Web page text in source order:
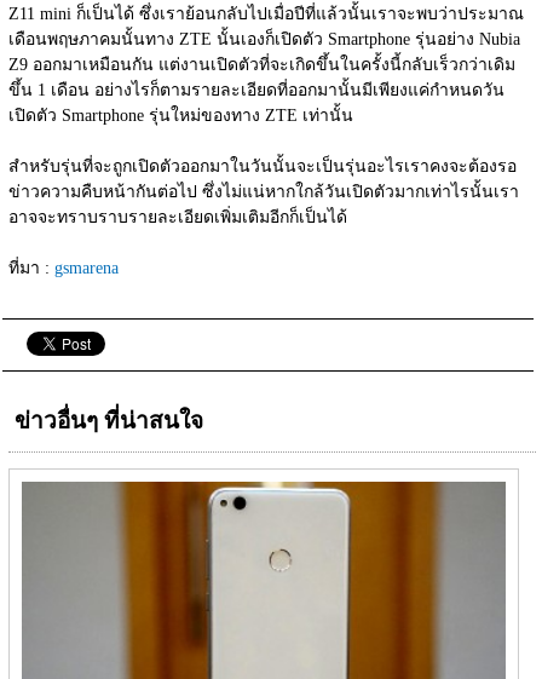
Z11 mini ก็เป็นได้ ซึ่งเราย้อนกลับไปเมื่อปีที่แล้วนั้นเราจะพบว่าประมาณ
เดือนพฤษภาคมนั้นทาง ZTE นั้นเองก็เปิดตัว Smartphone รุ่นอย่าง Nubia
Z9 ออกมาเหมือนกัน แต่งานเปิดตัวที่จะเกิดขึ้นในครั้งนี้กลับเร็วกว่าเดิม
ขึ้น 1 เดือน อย่างไรก็ตามรายละเอียดที่ออกมานั้นมีเพียงแค่กำหนดวัน
เปิดตัว Smartphone รุ่นใหม่ของทาง ZTE เท่านั้น
สำหรับรุ่นที่จะถูกเปิดตัวออกมาในวันนั้นจะเป็นรุ่นอะไรเราคงจะต้องรอ
ข่าวความคืบหน้ากันต่อไป ซึ่งไม่แน่หากใกล้วันเปิดตัวมากเท่าไรนั้นเรา
อาจจะทราบราบรายละเอียดเพิ่มเติมอีกก็เป็นได้
ที่มา : gsmarena
ข่าวอื่นๆ ที่น่าสนใจ